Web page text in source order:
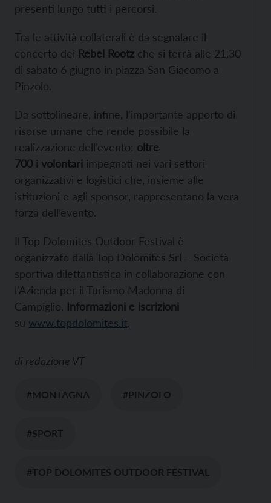
presenti lungo tutti i percorsi.
Tra le attività collaterali è da segnalare il
concerto dei Rebel Rootz che si terrà alle 21.30
di sabato 6 giugno in piazza San Giacomo a
Pinzolo.
Da sottolineare, infine, l’importante apporto di
risorse umane che rende possibile la
realizzazione dell’evento: oltre
700 i volontari impegnati nei vari settori
organizzativi e logistici che, insieme alle
istituzioni e agli sponsor, rappresentano la vera
forza dell’evento.
Il Top Dolomites Outdoor Festival è
organizzato dalla Top Dolomites Srl – Società
sportiva dilettantistica in collaborazione con
l’Azienda per il Turismo Madonna di
Campiglio. Informazioni e iscrizioni
su www.topdolomites.it.
di redazione VT
#MONTAGNA #PINZOLO
#SPORT
#TOP DOLOMITES OUTDOOR FESTIVAL